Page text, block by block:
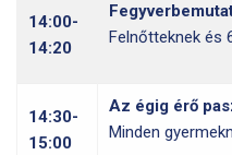
14:00-
14:20
Felnőtteknek és
14:30-
15:00
Az égig érő
Minden